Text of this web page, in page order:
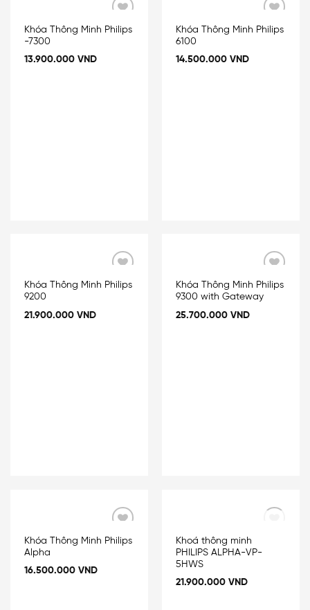
Add
Khóa Thông Minh Philips
-7300
13.900.000 VND
Add
Khóa Thông Minh Philips
6100
14.500.000 VND
Add
Khóa Thông Minh Philips
9200
21.900.000 VND
Add
wishlist
Khóa Thông Minh Philips
9300 with Gateway
25.700.000 VND
Add
Khóa Thông Minh Philips
Alpha
16.500.000 VND
Khoá thông minh
PHILIPS ALPHA-VP-
5HWS
21.900.000 VND